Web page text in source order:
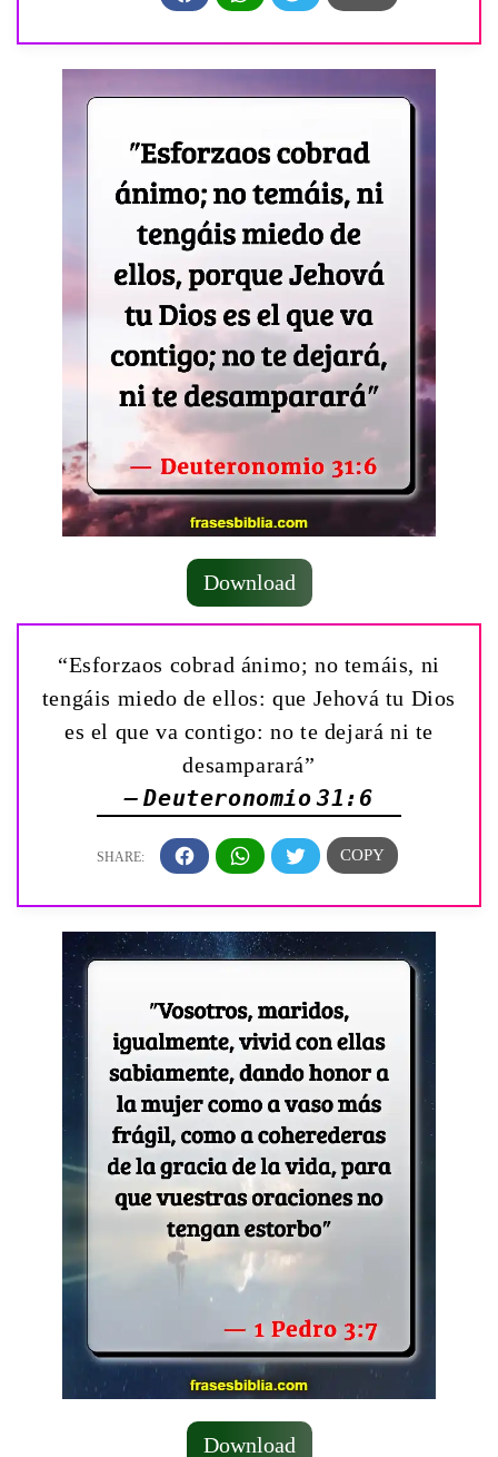
Download
“Esforzaos cobrad ánimo; no temáis, ni
tengáis miedo de ellos: que Jehová tu Dios
es el que va contigo: no te dejará ni te
desamparará”
— Deuteronomio 31:6
Download